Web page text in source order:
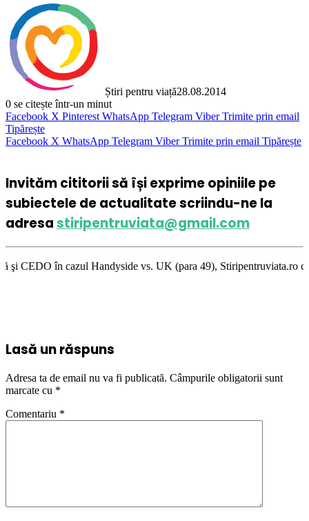
Știri pentru viață28.08.2014
0 se citește într-un minut
Facebook X Pinterest WhatsApp Telegram Viber Trimite prin email
Tipărește
Facebook X WhatsApp Telegram Viber Trimite prin email Tipărește
Invităm cititorii să își exprime opiniile pe
subiectele de actualitate scriindu-ne la
adresastiripentruviata@gmail.com
cazul Handyside vs. UK (para 49), Stiripentruviata.ro
Lasă un răspuns
Adresa ta de email nu va fi publicată. Câmpurile obligatorii sunt
marcate cu *
Comentariu *